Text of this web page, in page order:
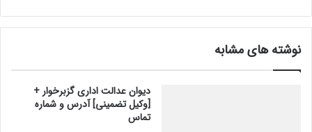
نوشته های مشابه
دیوان عدالت اداری گزبرخوار +
[وکیل تضمینی] آدرس و شماره
تماس